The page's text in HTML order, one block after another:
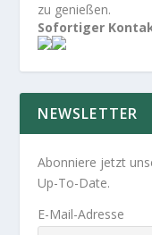
zu genießen.
Sofortiger
NEWSLETTER
Abonniere jetzt
Up-To-Date.
E-Mail-Adresse